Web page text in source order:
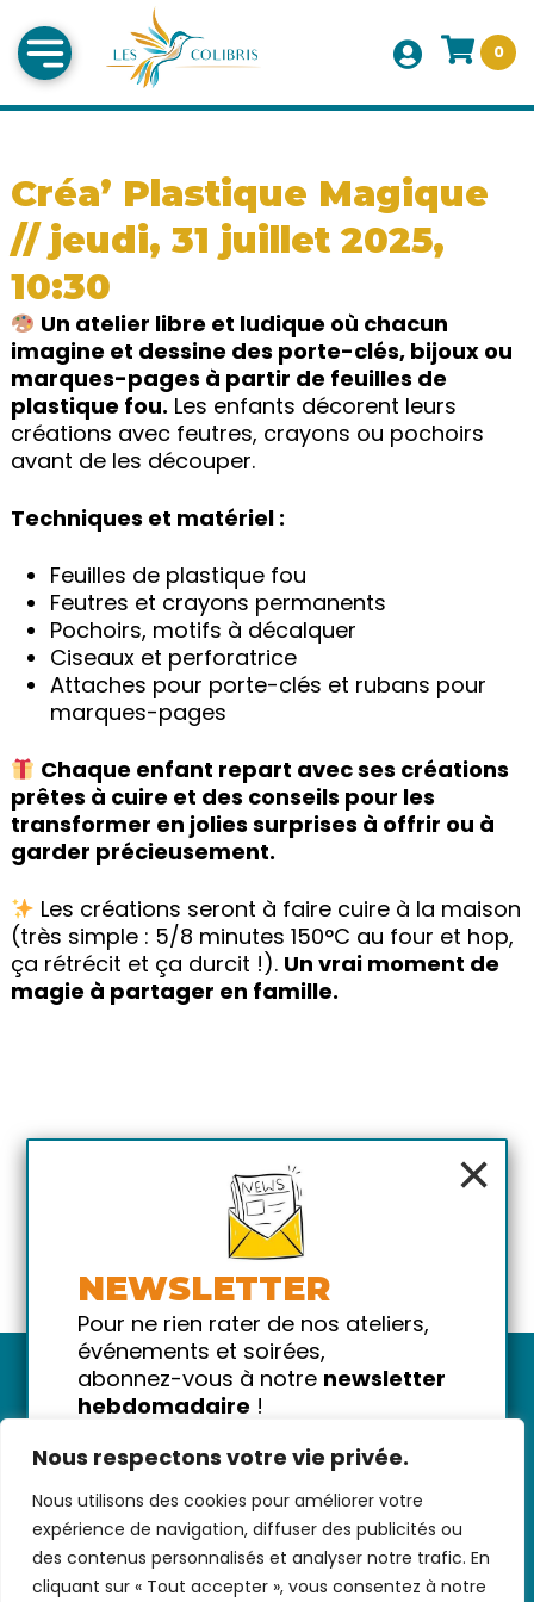
Nous respectons votre vie privée.
Nous utilisons des cookies pour améliorer votre
expérience de navigation, diffuser des publicités ou
des contenus personnalisés et analyser notre trafic. En
cliquant sur « Tout accepter », vous consentez à notre
0
Créa’ Plastique Magique
// jeudi, 31 juillet 2025,
10:30
Un atelier libre et ludique où chacun
imagine et dessine des porte-clés, bijoux ou
marques-pages à partir de feuilles de
plastique fou. Les enfants décorent leurs
créations avec feutres, crayons ou pochoirs
avant de les découper.
Techniques et matériel :
Feuilles de plastique fou
Feutres et crayons permanents
Pochoirs, motifs à décalquer
Ciseaux et perforatrice
Attaches pour porte-clés et rubans pour
marques-pages
Chaque enfant repart avec ses créations
prêtes à cuire et des conseils pour les
transformer en jolies surprises à offrir ou à
garder précieusement.
Les créations seront à faire cuire à la maison
(très simple : 5/8 minutes 150°C au four et hop,
ça rétrécit et ça durcit !). Un vrai moment de
magie à partager en famille.
Nous contacter-CGV/CGU-Données
personnelles-Infos pratiques- FAQ
×
NEWSLETTER
Pour ne rien rater de nos ateliers,
événements et soirées,
abonnez-vous à notre newsletter
hebdomadaire !
!
Votre email